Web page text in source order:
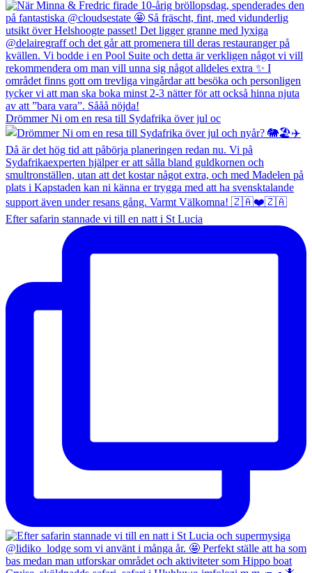
Drömmer Ni om en resa till Sydafrika över jul oc
Efter safarin stannade vi till en natt i St Lucia